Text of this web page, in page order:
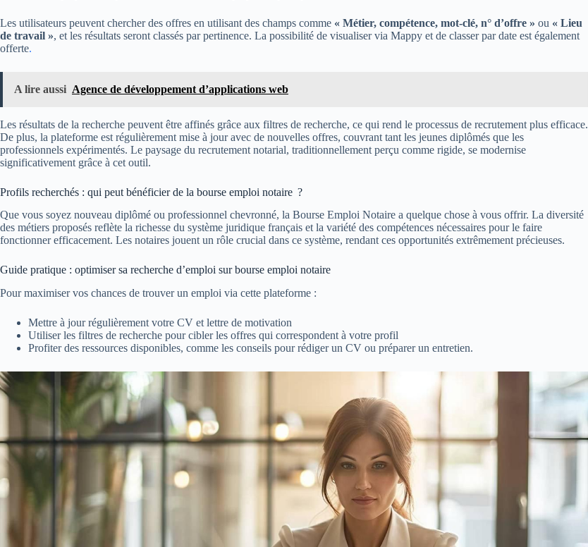
Les utilisateurs peuvent chercher des offres en utilisant des champs comme « Métier, compétence, mot-clé, n° d’offre » ou « Lieu
de travail », et les résultats seront classés par pertinence. La possibilité de visualiser via Mappy et de classer par date est également
offerte.
A lire aussi Agence de développement d’applications web
Les résultats de la recherche peuvent être affinés grâce aux filtres de recherche, ce qui rend le processus de recrutement plus efficace.
De plus, la plateforme est régulièrement mise à jour avec de nouvelles offres, couvrant tant les jeunes diplômés que les
professionnels expérimentés. Le paysage du recrutement notarial, traditionnellement perçu comme rigide, se modernise
significativement grâce à cet outil.
Profils recherchés : qui peut bénéficier de la bourse emploi notaire ?
Que vous soyez nouveau diplômé ou professionnel chevronné, la Bourse Emploi Notaire a quelque chose à vous offrir. La diversité
des métiers proposés reflète la richesse du système juridique français et la variété des compétences nécessaires pour le faire
fonctionner efficacement. Les notaires jouent un rôle crucial dans ce système, rendant ces opportunités extrêmement précieuses.
Guide pratique : optimiser sa recherche d’emploi sur bourse emploi notaire
Pour maximiser vos chances de trouver un emploi via cette plateforme :
Mettre à jour régulièrement votre CV et lettre de motivation
Utiliser les filtres de recherche pour cibler les offres qui correspondent à votre profil
Profiter des ressources disponibles, comme les conseils pour rédiger un CV ou préparer un entretien.